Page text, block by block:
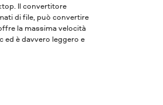
Il convertitore
di file, può convertire
la massima velocità
ed è davvero leggero e